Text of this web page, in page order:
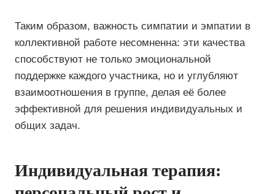
Таким образом, важность симпатии и эмпатии в
коллективной работе несомненна: эти качества
способствуют не только эмоциональной
поддержке каждого участника, но и углубляют
взаимоотношения в группе, делая её более
эффективной для решения индивидуальных и
общих задач.
Индивидуальная терапия: